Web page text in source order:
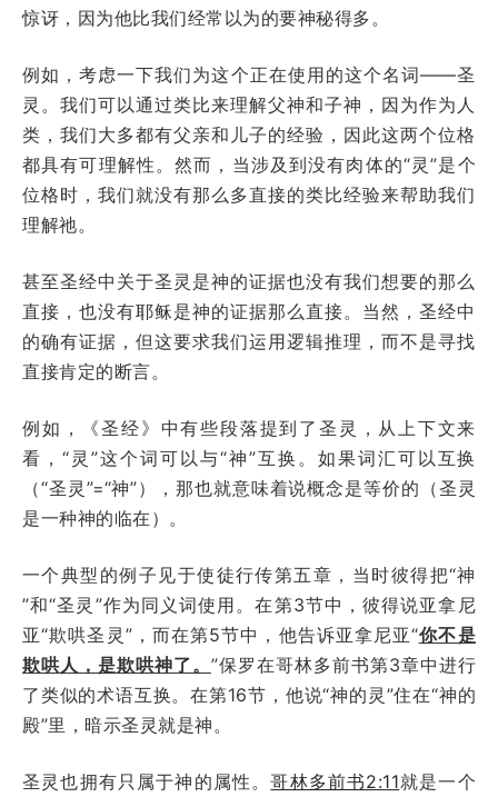
惊讶，因为他比我们经常以为的要神秘得多。
例如，考虑一下我们为这个正在使用的这个名词——圣
灵。我们可以通过类比来理解父神和子神，因为作为人
类，我们大多都有父亲和儿子的经验，因此这两个位格
都具有可理解性。然而，当涉及到没有肉体的“灵”是个
位格时，我们就没有那么多直接的类比经验来帮助我们
理解祂。
甚至圣经中关于圣灵是神的证据也没有我们想要的那么
直接，也没有耶稣是神的证据那么直接。当然，圣经中
的确有证据，但这要求我们运用逻辑推理，而不是寻找
直接肯定的断言。
例如，《圣经》中有些段落提到了圣灵，从上下文来
看，“灵”这个词可以与“神”互换。如果词汇可以互换
（“圣灵”=“神”），那也就意味着说概念是等价的（圣灵
是一种神的临在）。
一个典型的例子见于使徒行传第五章，当时彼得把“神
”和“圣灵”作为同义词使用。在第3节中，彼得说亚拿尼
亚“欺哄圣灵”，而在第5节中，他告诉亚拿尼亚“你不是
欺哄人，是欺哄神了。 ”保罗在哥林多前书第3章中进行
了类似的术语互换。在第16节，他说“神的灵”住在“神的
殿”里，暗示圣灵就是神。
圣灵也拥有只属于神的属性。哥林多前书2:11就是一个